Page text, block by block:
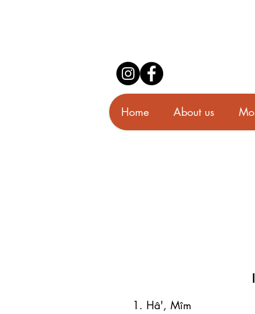
Home About us
1. Hâ', Mîm